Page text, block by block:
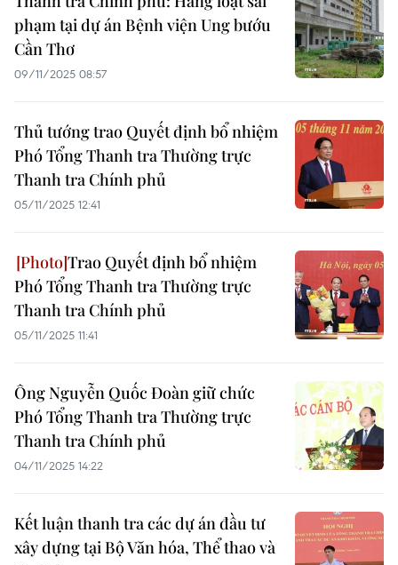
phạm tại dự án Bệnh viện Ung bướu
Cần Thơ
09/11/2025 08:57
Thủ tướng trao Quyết định bổ nhiệm
Phó Tổng Thanh tra Thường trực
Thanh tra Chính phủ
05/11/2025 12:41
Trao Quyết định bổ nhiệm
Phó Tổng Thanh tra Thường trực
Thanh tra Chính phủ
05/11/2025 11:41
Ông Nguyễn Quốc Đoàn giữ chức
Phó Tổng Thanh tra Thường trực
Thanh tra Chính phủ
04/11/2025 14:22
Kết luận thanh tra các dự án đầu tư
xây dựng tại Bộ Văn hóa, Thể thao và